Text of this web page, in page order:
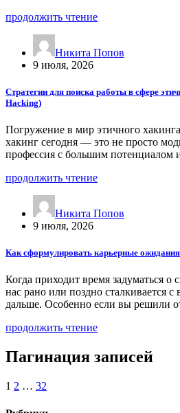
продолжить чтение
Никита Попов
9 июля, 2026
Стратегии для поиска работы в сфере
Hacking)
Погружение в мир этичного
хакинг сегодня — это не просто
профессия с большим потенциалом
продолжить чтение
Никита Попов
9 июля, 2026
Как сформулировать карьерные ожидания
Когда приходит время задуматься о
нас рано или поздно сталкивается с
дальше. Особенно если вы решили
продолжить чтение
Пагинация записей
1 2 … 32